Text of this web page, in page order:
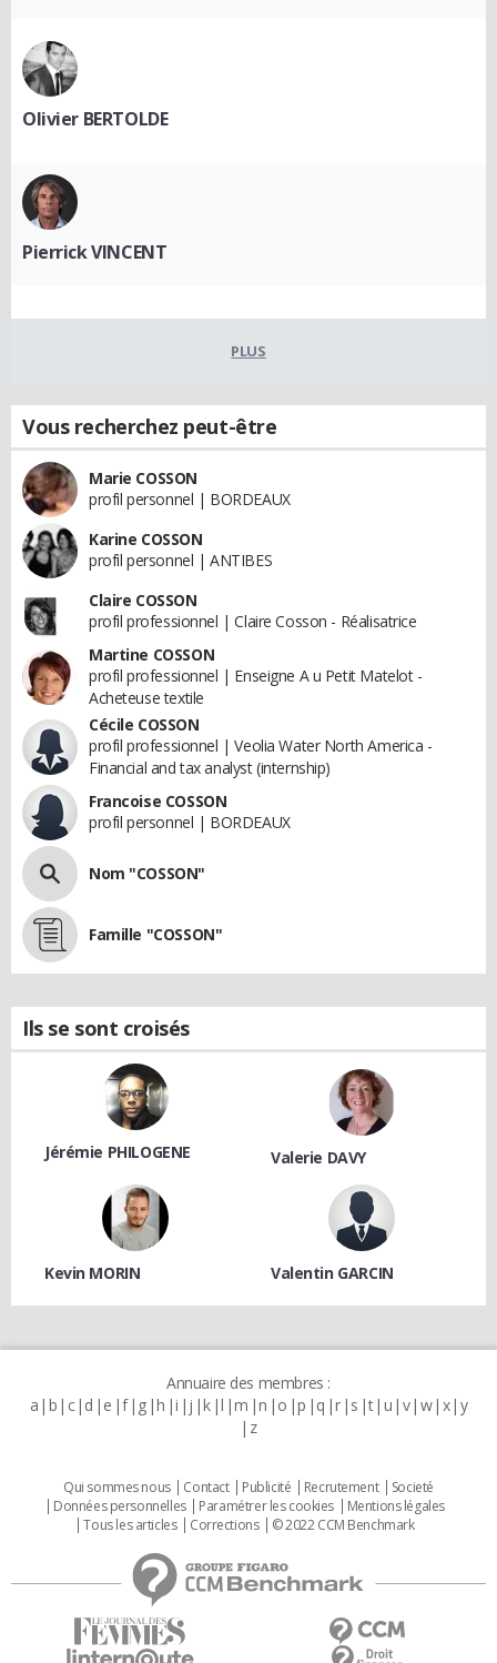
Olivier BERTOLDE
Pierrick VINCENT
PLUS
Vous recherchez peut-être
Marie COSSON
profil personnel | BORDEAUX
Karine COSSON
profil personnel | ANTIBES
Claire COSSON
profil professionnel | Claire Cosson - Réalisatrice
Martine COSSON
profil professionnel | Enseigne A u Petit Matelot -
Acheteuse textile
Cécile COSSON
profil professionnel | Veolia Water North America -
Financial and tax analyst (internship)
Francoise COSSON
profil personnel | BORDEAUX
Nom "COSSON"
Famille "COSSON"
Ils se sont croisés
Jérémie PHILOGENE Valerie DAVY
Kevin MORIN Valentin GARCIN
Annuaire des membres :
a b c d e f g h i j k l m n o p q r s t u v w x y
z
Qui sommes nous Contact Publicité Recrutement
Societé
Données personnelles
Paramétrer les cookies
Mentions légales
Tous les articles
Corrections © 2022 CCM Benchmark